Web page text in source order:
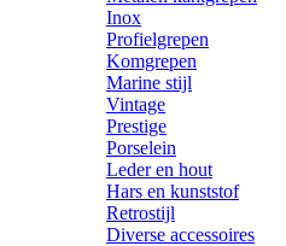
Inox
Profielgrepen
Komgrepen
Marine stijl
Vintage
Prestige
Porselein
Leder en hout
Hars en kunststof
Retrostijl
Diverse accessoires